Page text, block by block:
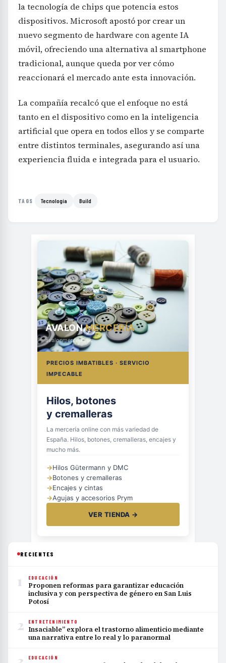
la tecnología de chips que potencia estos
dispositivos. Microsoft apostó por crear un
nuevo segmento de hardware con agente IA
móvil, ofreciendo una alternativa al smartphone
tradicional, aunque queda por ver cómo
reaccionará el mercado ante esta innovación.
La compañía recalcó que el enfoque no está
tanto en el dispositivo como en la inteligencia
artificial que opera en todos ellos y se comparte
entre distintos terminales, asegurando así una
experiencia fluida e integrada para el usuario.
TAGS Tecnología Build
AVALONMERCERÍA
avalonmerceria.es
PRECIOS IMBATIBLES · SERVICIO
IMPECABLE
Hilos, botones
y cremalleras
La mercería online con más variedad de
España. Hilos, botones, cremalleras, encajes y
mucho más.
→Hilos Gütermann y DMC
→Botones y cremalleras
→Encajes y cintas
→Agujas y accesorios Prym
VER TIENDA →
RECIENTES
1 EDUCACIÓN
Proponen reformas para garantizar educación
inclusiva y con perspectiva de género en San Luis
Potosí
2 ENTRETENIMIENTO
Insaciable” explora el trastorno alimenticio mediante
una narrativa entre lo real y lo paranormal
EDUCACIÓN